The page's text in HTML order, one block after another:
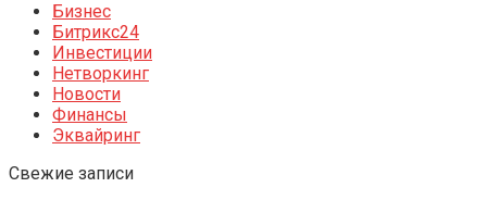
Бизнес
Битрикс24
Инвестиции
Нетворкинг
Новости
Финансы
Эквайринг
Свежие записи